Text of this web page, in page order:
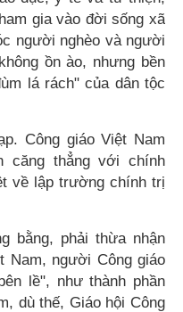
gia vào đời sống xã
người nghèo và người
ồn ào, nhưng bền
lá rách" của dân tộc
Công giáo Việt Nam
căng thẳng với chính
về lập trường chính trị
bằng, phải thừa nhận
Nam, người Công giáo
lề", như thành phần
dù thế, Giáo hội Công